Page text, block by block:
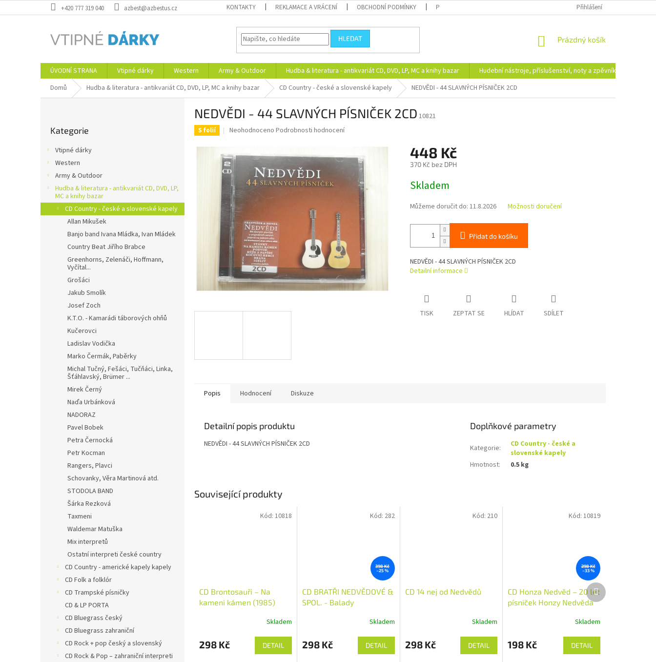
na
+420 777 319 040 azbest@azbestus.cz KONTAKTY REKLAMACE A VRÁCENÍ OBCHODNÍ PODMÍNKY PODMÍNKY OCHRANY OSOBNÍCH ÚDAJŮ DOPRAVA A PLATBA
Přihlášení
HLEDAT
NÁKUPNÍ
Prázdný košík
ÚVODNÍ STRANA Vtipné dárky Western Army & Outdoor Hudba & literatura - antikvariát CD, DVD, LP, MC a knihy bazar Hudební nástroje, příslušenství, noty a zpěvníky
Domů
Hudba & literatura - antikvariát CD, DVD, LP, MC a knihy bazar CD Country - české a slovenské kapely NEDVĚDI - 44 SLAVNÝCH PÍSNIČEK 2CD
p
kategorie
Kategorie
Vtipné dárky
Western
Army & Outdoor
Hudba & literatura - antikvariát CD, DVD, LP,
MC a knihy bazar
CD Country - české a slovenské kapely
Allan Mikušek
Banjo band Ivana Mládka, Ivan Mládek
Country Beat Jiřího Brabce
Greenhorns, Zelenáči, Hoffmann,
Vyčítal...
Grošáci
Jakub Smolík
Josef Zoch
K.T.O. - Kamarádi táborových ohňů
Kučerovci
Ladislav Vodička
Marko Čermák, Paběrky
Michal Tučný, Fešáci, Tučňáci, Linka,
Šťáhlavský, Brümer ...
Mirek Černý
Naďa Urbánková
NADORAZ
Pavel Bobek
Petra Černocká
Petr Kocman
Rangers, Plavci
Schovanky, Věra Martinová atd.
STODOLA BAND
Šárka Rezková
Taxmeni
Waldemar Matuška
Mix interpretů
Ostatní interpreti české country
CD Country - americké kapely kapely
CD Folk a folklór
CD Trampské písničky
CD & LP PORTA
CD Bluegrass český
CD Bluegrass zahraniční
CD Rock + pop český a slovenský
CD Rock & Pop – zahraniční interpreti
NEDVĚDI - 44 SLAVNÝCH PÍSNIČEK 2CD 10821
S folií
Průměrné
je
0,0
z
5
hvězdiček.
Neohodnoceno Podrobnosti hodnocení
448 Kč
370 Kč bez DPH
cena:
Skladem
Můžeme doručit do: 11.8.2026 Možnosti doručení
Přidat do košíku
NEDVĚDI - 44 SLAVNÝCH PÍSNIČEK 2CD
Detailní informace
TISK ZEPTAT SE HLÍDAT SDÍLET
Popis Hodnocení Diskuze
Detailní popis produktu
NEDVĚDI - 44 SLAVNÝCH PÍSNIČEK 2CD
Doplňkové parametry
Kategorie:
CD Country - české a
slovenské kapely
Hmotnost: 0.5 kg
Související produkty
CD Brontosauři – Na
kameni kámen (1985)
Skladem
298 Kč DETAIL
Kód: 10818
398 Kč
–25 %
CD BRATŘI NEDVĚDOVÉ &
SPOL. - Balady
Skladem
298 Kč DETAIL
Kód: 282
CD 14 nej od Nedvědů
Skladem
298 Kč DETAIL
Kód: 210
298 Kč
–33 %
CD Honza Nedvěd – 20 let
písniček Honzy Nedvěda
Skladem
198 Kč DETAIL
Kód: 10819
Další
produkt